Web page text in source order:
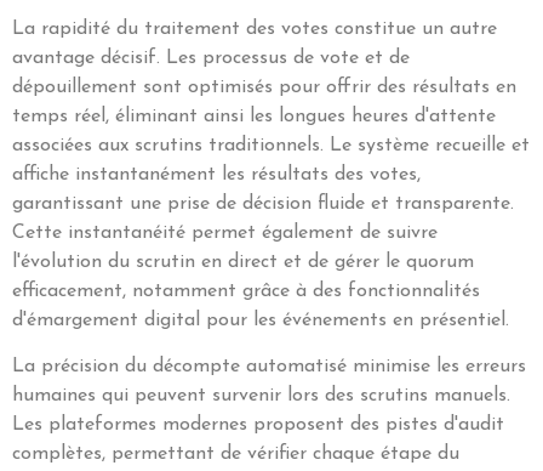
La rapidité du traitement des votes constitue un autre
avantage décisif. Les processus de vote et de
dépouillement sont optimisés pour offrir des résultats en
temps réel, éliminant ainsi les longues heures d'attente
associées aux scrutins traditionnels. Le système recueille et
affiche instantanément les résultats des votes,
garantissant une prise de décision fluide et transparente.
Cette instantanéité permet également de suivre
l'évolution du scrutin en direct et de gérer le quorum
efficacement, notamment grâce à des fonctionnalités
d'émargement digital pour les événements en présentiel.
La précision du décompte automatisé minimise les erreurs
humaines qui peuvent survenir lors des scrutins manuels.
Les plateformes modernes proposent des pistes d'audit
complètes, permettant de vérifier chaque étape du